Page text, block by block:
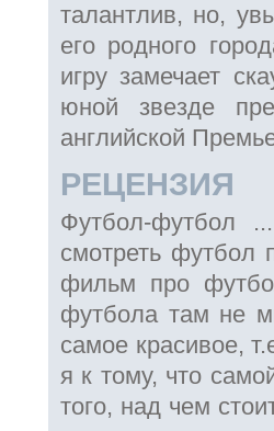
талантлив, но,
его родного
игру замечает
юной звезде
английской
РЕЦЕНЗИЯ
Футбол-футбол
смотреть футбол
фильм про
футбола там не
самое красивое,
я к тому, что
того, над чем